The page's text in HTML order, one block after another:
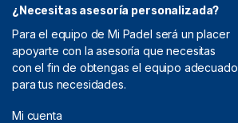
¿Necesitas asesoría personalizada?
Para el equipo de Mi Padel será un placer
apoyarte con la asesoría que necesitas
con el fin de obtengas el equipo adecuado
para tus necesidades.
Mi cuenta